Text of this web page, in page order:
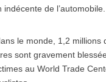
de l’automobile.
le monde, 1,2
sont gravement
au World Trade